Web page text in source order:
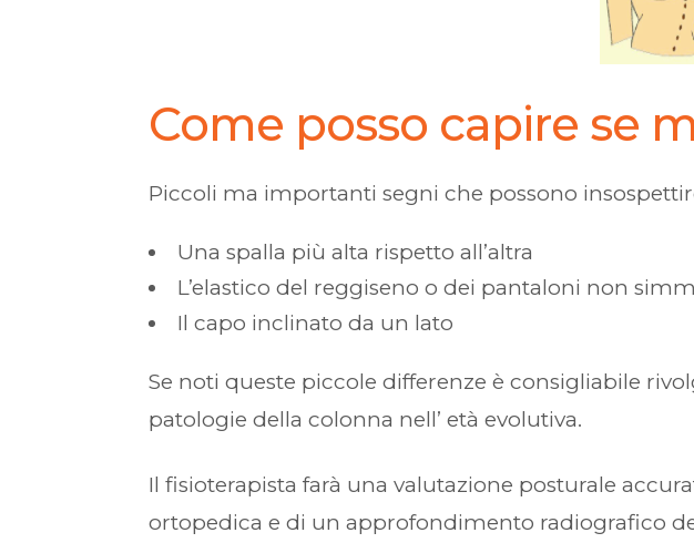
Come posso capire se
Piccoli ma importanti segni che possono
Una spalla più alta rispetto all’altra
L’elastico del reggiseno o dei pantaloni non
Il capo inclinato da un lato
Se noti queste piccole differenze è consigliabile
patologie della colonna nell’ età evolutiva.
Il fisioterapista farà una valutazione posturale
ortopedica e di un approfondimento radiografico